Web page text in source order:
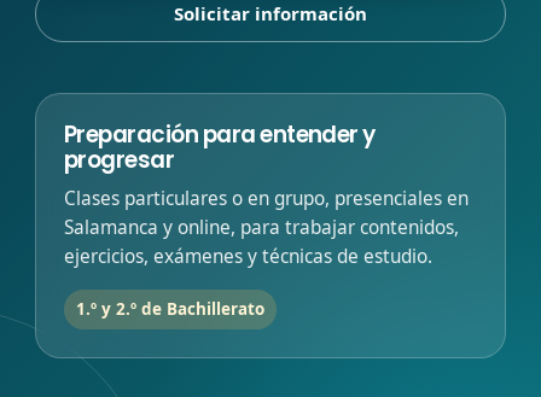
Solicitar información
Preparación para entender y
progresar
Clases particulares o en grupo, presenciales en
Salamanca y online, para trabajar contenidos,
ejercicios, exámenes y técnicas de estudio.
1.º y 2.º de Bachillerato